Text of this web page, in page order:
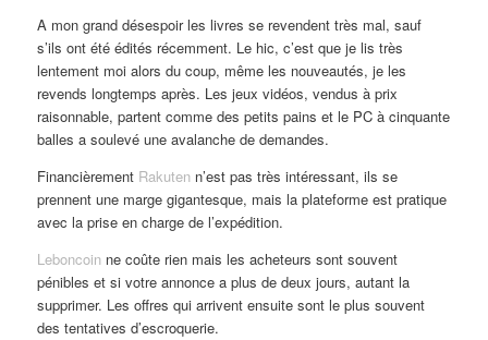
A mon grand désespoir les livres se revendent très mal, sauf
s’ils ont été édités récemment. Le hic, c’est que je lis très
lentement moi alors du coup, même les nouveautés, je les
revends longtemps après. Les jeux vidéos, vendus à prix
raisonnable, partent comme des petits pains et le PC à cinquante
balles a soulevé une avalanche de demandes.
Financièrement Rakuten n’est pas très intéressant, ils se
prennent une marge gigantesque, mais la plateforme est pratique
avec la prise en charge de l’expédition.
Leboncoin ne coûte rien mais les acheteurs sont souvent
pénibles et si votre annonce a plus de deux jours, autant la
supprimer. Les offres qui arrivent ensuite sont le plus souvent
des tentatives d’escroquerie.